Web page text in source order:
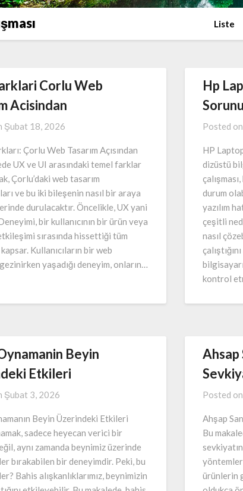
Liste
Corlu Web
Acisindan
Şubat 18, 2026
Çorlu Web Tasarım Açısından
UX ve UI arasındaki temel farklar
Çorlu’daki web tasarım
ve bu iki bileşenin nasıl bir araya
durulacaktır. Öncelikle, UX yani
bir kullanıcının bir ürün veya
sırasında hissettiği tüm
Kullanıcıların bir web
yaşadığı deneyim, onların…
Hp
Sorunu
Posted on
HP
dizüstü
durum
yazılım
çeşitli
nasıl
kontrol
Beyin
Etkileri
Şubat 3, 2026
Beyin Üzerindeki Etkileri
sadece heyecan verici bir
aynı zamanda beynimiz üzerinde
bırakabilen bir deneyimdir. Peki, bu
Bahis alışkanlıklarımız, beynimizin
Posted on
Ahşap
Bu
ürünlerin